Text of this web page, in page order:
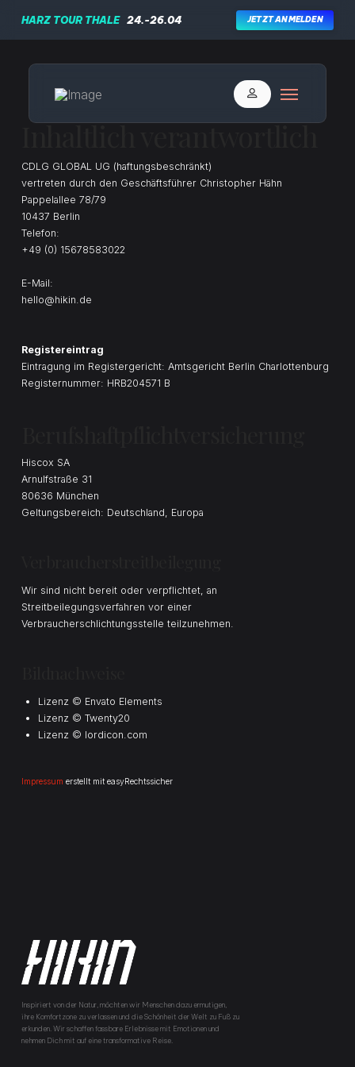
HARZ TOUR THALE 24.-26.04 JETZT ANMELDEN
Inhaltlich verantwortlich
CDLG GLOBAL UG (haftungsbeschränkt)
vertreten durch den Geschäftsführer Christopher Hähn
Pappelallee 78/79
10437 Berlin
Telefon:
+49 (0) 15678583022
E-Mail:
hello@hikin.de
Registereintrag
Eintragung im Registergericht: Amtsgericht Berlin Charlottenburg
Registernummer: HRB204571 B
Hiscox SA
Arnulfstraße 31
80636 München
Geltungsbereich: Deutschland, Europa
Wir sind nicht bereit oder verpflichtet, an
Streitbeilegungsverfahren vor einer
Verbraucherschlichtungsstelle teilzunehmen.
Lizenz © Envato Elements
Lizenz © Twenty20
Lizenz © lordicon.com
Impressum erstellt mit easyRechtssicher
Inspiriert von der Natur, möchten wir Menschen dazu ermutigen,
ihre Komfortzone zu verlassen und die Schönheit der Welt zu Fuß zu
erkunden. Wir schaffen fassbare Erlebnisse mit Emotionen und
nehmen Dich mit auf eine transformative Reise.